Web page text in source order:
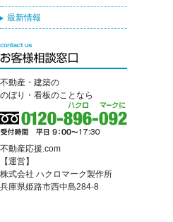
最新情報
不動産・建築の
のぼり・看板のことなら
不動産応援.com
【運営】
株式会社 ハクロマーク製作所
兵庫県姫路市西中島284-8